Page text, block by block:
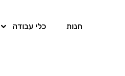
חנות כלי עבודה